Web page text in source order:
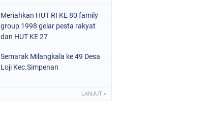
Meriahkan HUT RI KE 80 family
group 1998 gelar pesta rakyat
dan HUT KE 27
Semarak Milangkala ke 49 Desa
Loji Kec.Simpenan
LANJUT »